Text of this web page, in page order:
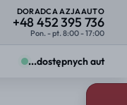
DORADCA AZJAAUTO
+48 452 395 736
Pon. - pt. 8:00 - 17:00
...dostępnych aut